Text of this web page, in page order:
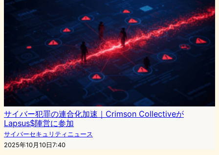
サイバー犯罪の連合化加速｜Crimson Collectiveが
Lapsus$陣営に参加
サイバーセキュリティニュース
2025年10月10日7:40